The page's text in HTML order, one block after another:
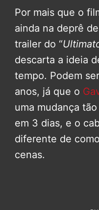
Por mais que o
ainda na deprê de
trailer do “
descarta a ideia
tempo. Podem
anos, já que o
uma mudança
em 3 dias, e o
diferente de
cenas.